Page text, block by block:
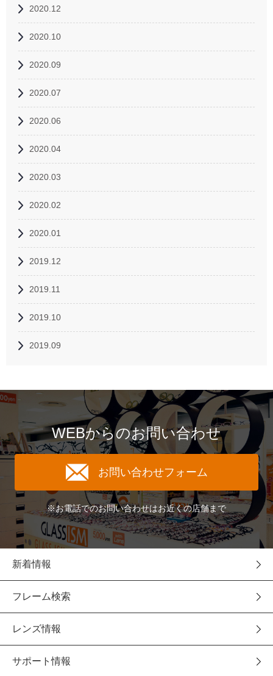
2020.12
2020.10
2020.09
2020.07
2020.06
2020.04
2020.03
2020.02
2020.01
2019.12
2019.11
2019.10
2019.09
WEBからのお問い合わせ
お問い合わせフォーム
※お電話でのお問い合わせはお近くの店舗まで
新着情報
フレーム検索
レンズ情報
サポート情報